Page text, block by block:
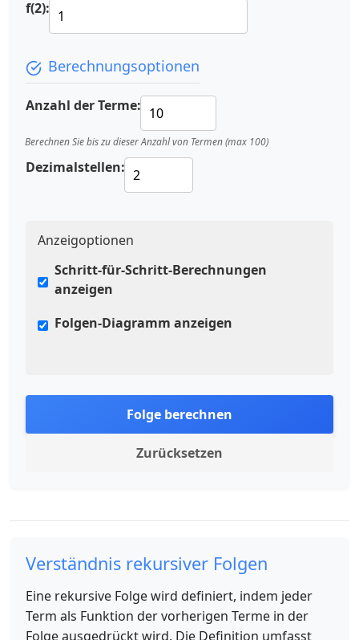
f(2):
Berechnungsoptionen
Anzahl der Terme:
Berechnen Sie bis zu dieser Anzahl von Termen (max 100)
Dezimalstellen:
Anzeigoptionen
Schritt-für-Schritt-Berechnungen
anzeigen
Folgen-Diagramm anzeigen
Folge berechnen
Zurücksetzen
Verständnis rekursiver Folgen
Eine rekursive Folge wird definiert, indem jeder
Term als Funktion der vorherigen Terme in der
Folge ausgedrückt wird. Die Definition umfasst